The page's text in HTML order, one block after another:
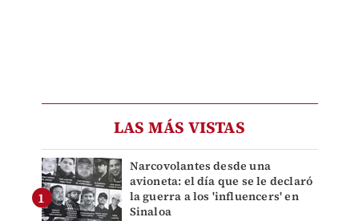
LAS MÁS VISTAS
Narcovolantes desde una
avioneta: el día que se le declaró
la guerra a los 'influencers' en
Sinaloa